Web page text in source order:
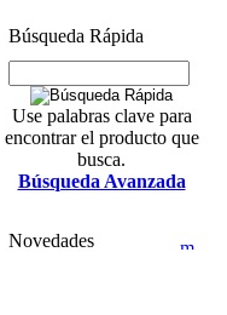
Búsqueda Rápida
Use palabras clave para
encontrar el producto que
busca.
Búsqueda Avanzada
Novedades